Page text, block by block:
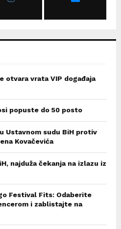
otvara vrata VIP događaja
popuste do 50 posto
Ustavnom sudu BiH protiv
Kovačevića
najduža čekanja na izlazu iz
Festival Fits: Odaberite
i zablistajte na